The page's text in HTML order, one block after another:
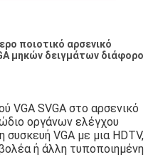
ποιοτικό αρσενικό
μηκών δειγμάτων διάφορο
VGA SVGA στο αρσενικό
οργάνων ελέγχου
συσκευή VGA με μια HDTV,
ή άλλη τυποποιημένη